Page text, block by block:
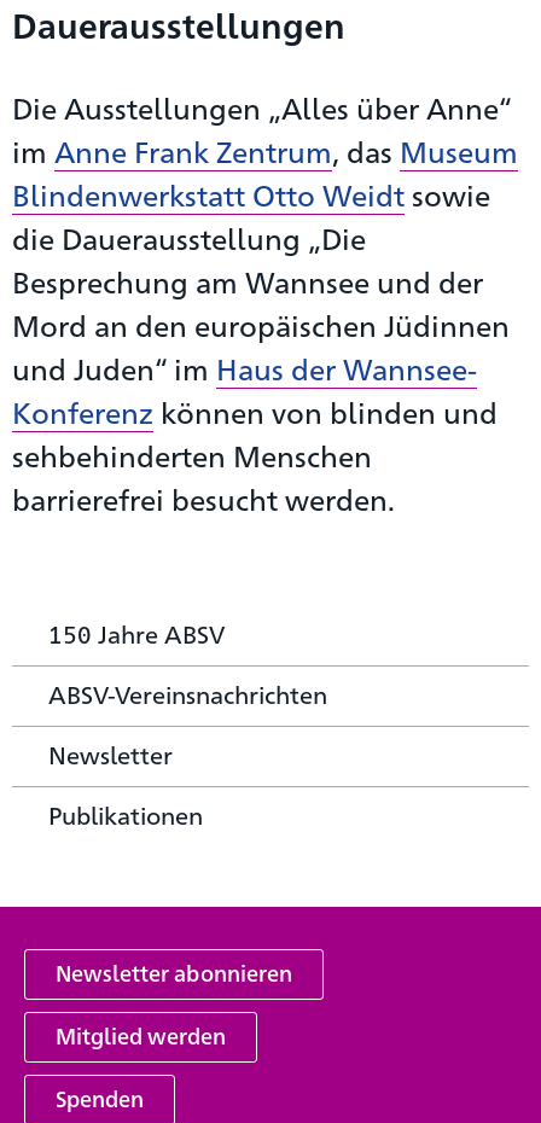
Dauerausstellungen
Die Ausstellungen „Alles über Anne“
im Anne Frank Zentrum, das Museum
Blindenwerkstatt Otto Weidt sowie
die Dauerausstellung „Die
Besprechung am Wannsee und der
Mord an den europäischen Jüdinnen
und Juden“ im Haus der Wannsee-
Konferenz können von blinden und
sehbehinderten Menschen
barrierefrei besucht werden.
150 Jahre ABSV
ABSV-Vereinsnachrichten
Newsletter
Publikationen
Newsletter abonnieren
Mitglied werden
Spenden